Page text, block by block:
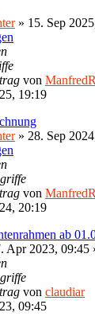
» 15. Sep
von
19:19
» 28. Sep
von
20:19
ab
Apr 2023, 09:45
von claudiar
09:45